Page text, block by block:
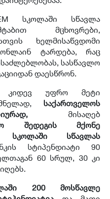
სკოლაში სწავლა
მცხოვრები,
ხელმისაწვდომი
ტარდება, რაც
სასწავლო
დაესწრონ.
კიდევ უფრო მეტი
საქართველოს
მისაღებ
შედეგის მქონე
სკოლაში სწავლას
სტიპენდიატი 90
60 სრულ, 30 კი
200 მოსწავლე